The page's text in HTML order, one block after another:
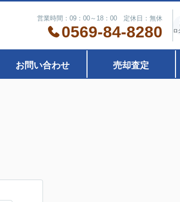
営業時間：09：00～18：00 定休日：無休
0569-84-8280 ロ
お問い合わせ 売却査定